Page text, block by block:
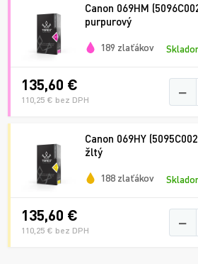
Canon 069HM
purpurový
189 zlaťákov
135,60 €
110,25 € bez DPH −
Canon 069HY
žltý
188 zlaťákov
135,60 €
110,25 € bez DPH −